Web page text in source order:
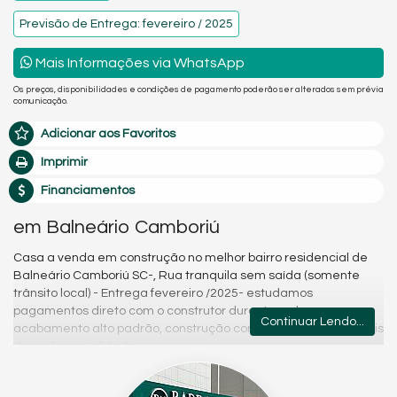
Previsão de Entrega: fevereiro / 2025
Mais Informações via WhatsApp
Os preços, disponibilidades e condições de pagamento poderão ser alterados sem prévia
comunicação.
Adicionar aos Favoritos
Imprimir
Financiamentos
em Balneário Camboriú
Casa a venda em construção no melhor bairro residencial de
Balneário Camboriú SC-, Rua tranquila sem saída (somente
trânsito local) - Entrega fevereiro /2025- estudamos
pagamentos direto com o construtor durante a obra,
acabamento alto padrão, construção com sistemas e materiais
da melhor qualidade.
Características do Imóvel
Continuar Lendo...